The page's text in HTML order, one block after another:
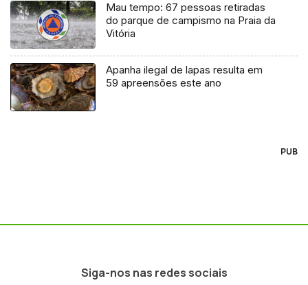
Mau tempo: 67 pessoas retiradas
do parque de campismo na Praia da
Vitória
Apanha ilegal de lapas resulta em
59 apreensões este ano
PUB
Siga-nos nas redes sociais